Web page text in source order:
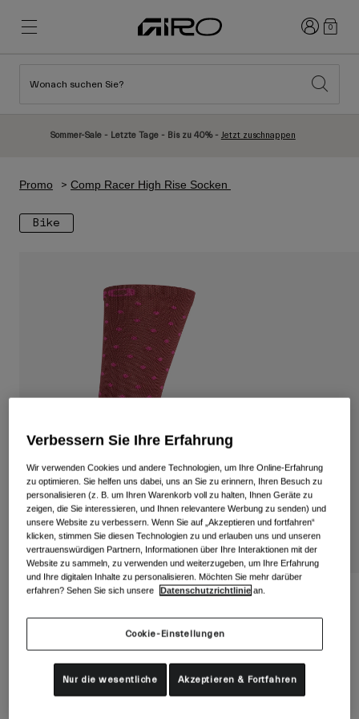
Neuzugänge
Rennrad Helme
Kinder Fahrradhelme
Schuhe
Rennrad Schuhe
Gravel Schuhe
Alle anzeigen
Bekleidung
Mountainbike Bekleidung
Alle anzeigen
Neuzugänge
Ski
Snowboard
Mit austauschbaren Gläsern
Damen
Ersatzgläser
Alle anzeigen
Kinder
Anmelden
0
Wonach suchen Sie?
Sommer-Sale - Letzte Tage - Bis zu 40% - Jetzt zuschnappen
Promo Comp Racer High Rise Socken
Bike
Comp Racer High Rise Socken
Price reduced from
Verbessern Sie Ihre Erfahrung
Wir verwenden Cookies und andere Technologien, um Ihre Online-Erfahrung
zu optimieren. Sie helfen uns dabei, uns an Sie zu erinnern, Ihren Besuch zu
personalisieren (z. B. um Ihren Warenkorb voll zu halten, Ihnen Geräte zu
zeigen, die Sie interessieren, und Ihnen relevantere Werbung zu senden) und
unsere Website zu verbessern. Wenn Sie auf „Akzeptieren und fortfahren“
klicken, stimmen Sie diesen Technologien zu und erlauben uns und unseren
vertrauenswürdigen Partnern, Informationen über Ihre Interaktionen mit der
Website zu sammeln, zu verwenden und weiterzugeben, um Ihre Erfahrung
und Ihre digitalen Inhalte zu personalisieren. Möchten Sie mehr darüber
erfahren? Sehen Sie sich unsere
Datenschutzrichtlinie an.
Cookie-Einstellungen
Nur die wesentliche Akzeptieren & Fortfahren